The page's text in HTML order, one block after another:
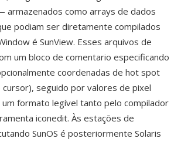
como arrays de dados
podiam ser diretamente compilados
é SunView. Esses arquivos de
um bloco de comentario especificando
coordenadas de hot spot
cursor), seguido por valores de pixel
um formato legível tanto pelo compilador
iconedit. Às estações de
SunOS é posteriormente Solaris